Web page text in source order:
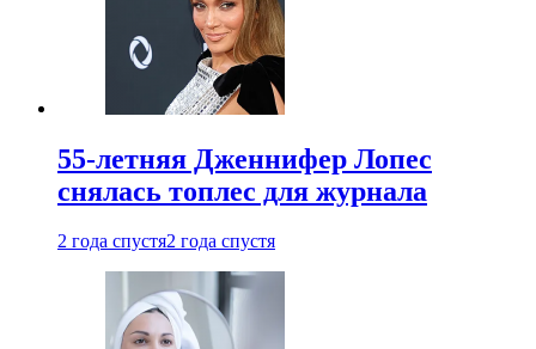
55-летняя Дженнифер Лопес
снялась топлес для журнала
2 года спустя2 года спустя